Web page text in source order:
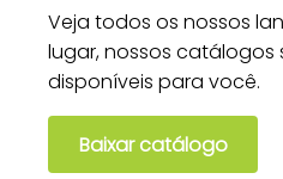
Veja todos os nossos
lugar, nossos catálogos
disponíveis para você.
Baixar catálogo